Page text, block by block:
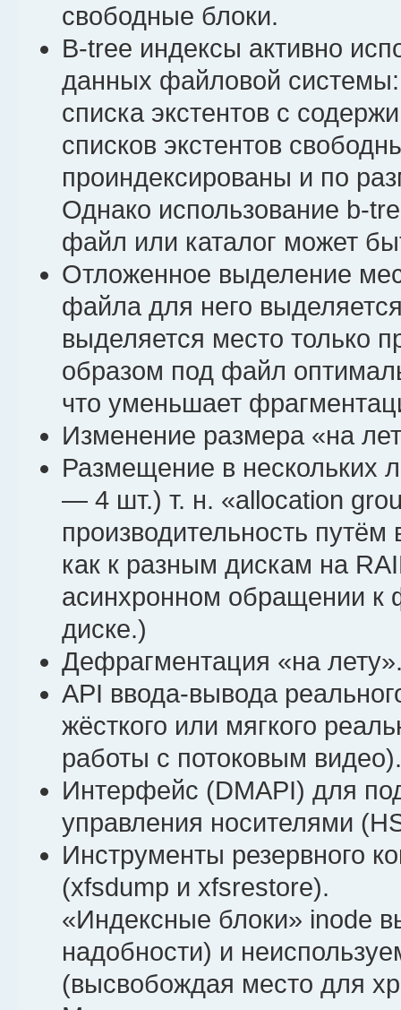
свободные блоки.
B-tree индексы активно
данных файловой
списка экстентов с
списков экстентов
проиндексированы и по
Однако использование b-
файл или каталог может
Отложенное выделение
файла для него
выделяется место только
образом под файл
что уменьшает
Изменение размера «на
Размещение в нескольких
— 4 шт.) т. н. «allocation
производительность
как к разным дискам на
асинхронном обращении к
диске.)
Дефрагментация «на
API ввода-вывода
жёсткого или мягкого
работы с потоковым видео).
Интерфейс (DMAPI) для
управления носителями
Инструменты резервного
(xfsdump и xfsrestore).
«Индексные блоки» inode
надобности) и
(высвобождая место для